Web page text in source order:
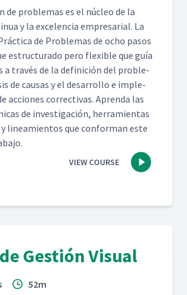
de prob­le­mas es el núcleo de la
y la exce­len­cia empre­sar­i­al. La
de Prob­le­mas de ocho pasos
estruc­tura­do pero flex­i­ble que guía
a través de la defini­ción del prob­le­
de causas y el desar­rol­lo e imple­
acciones cor­rec­ti­vas. Apren­da las
de inves­ti­gación, her­ramien­tas
lin­eamien­tos que con­for­man este
VIEW COURSE
Gestión Visual
52m